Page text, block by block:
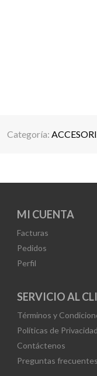
Categoría:
MI CUENTA
Facturas
Pedidos
Perfil
SERVICIO AL
Términos y
Políticas de Privacidad
Contáctenos
Preguntas frecuentes